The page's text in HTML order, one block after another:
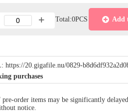
Total:0PCS Add
https://20.gigafile.nu/0829-
purchases
order items may be significantly
notice.